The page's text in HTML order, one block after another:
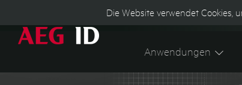
Anwendungen
Die Website verwendet Cookies,